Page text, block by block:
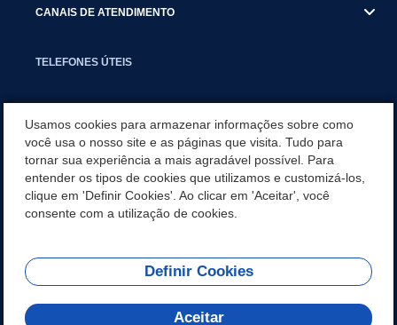
CANAIS DE ATENDIMENTO
TELEFONES ÚTEIS
NOTÍCIAS
APLICATIVO
REDES SOCIAIS
Usamos cookies para armazenar informações sobre como
você usa o nosso site e as páginas que visita. Tudo para
tornar sua experiência a mais agradável possível. Para
entender os tipos de cookies que utilizamos e customizá-los,
clique em 'Definir Cookies'. Ao clicar em 'Aceitar', você
consente com a utilização de cookies.
Definir Cookies
Aceitar